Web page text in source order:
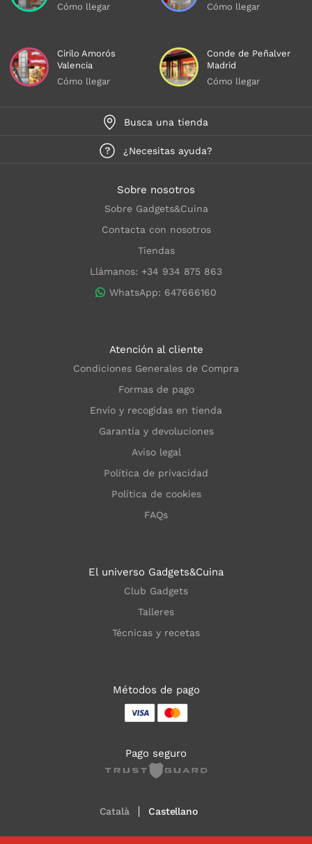
Cómo llegar
Cómo llegar
Cirilo Amorós
Valencia
Cómo llegar
Conde de Peñalver
Madrid
Cómo llegar
Busca una tienda
¿Necesitas ayuda?
Sobre nosotros
Sobre Gadgets&Cuina
Contacta con nosotros
Tiendas
Llámanos: +34 934 875 863
WhatsApp: 647666160
Atención al cliente
Condiciones Generales de Compra
Formas de pago
Envío y recogidas en tienda
Garantía y devoluciones
Aviso legal
Política de privacidad
Política de cookies
FAQs
El universo Gadgets&Cuina
Club Gadgets
Talleres
Técnicas y recetas
Métodos de pago
Pago seguro
Català Castellano